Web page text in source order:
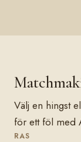
Välj en hingst
för ett föl med
RAS